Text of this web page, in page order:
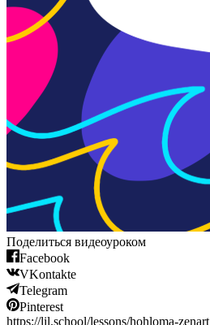
Поделиться видеоуроком
Facebook
VKontakte
Telegram
Pinterest
https://lil.school/lessons/hohloma-zenart